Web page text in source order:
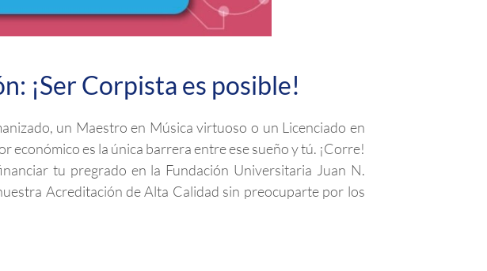
¡Ser Corpista es posible!
un Maestro en Música virtuoso o un Licenciado en
económico es la única barrera entre ese sueño y tú. ¡Corre!
tu pregrado en la Fundación Universitaria Juan N.
Acreditación de Alta Calidad sin preocuparte por los